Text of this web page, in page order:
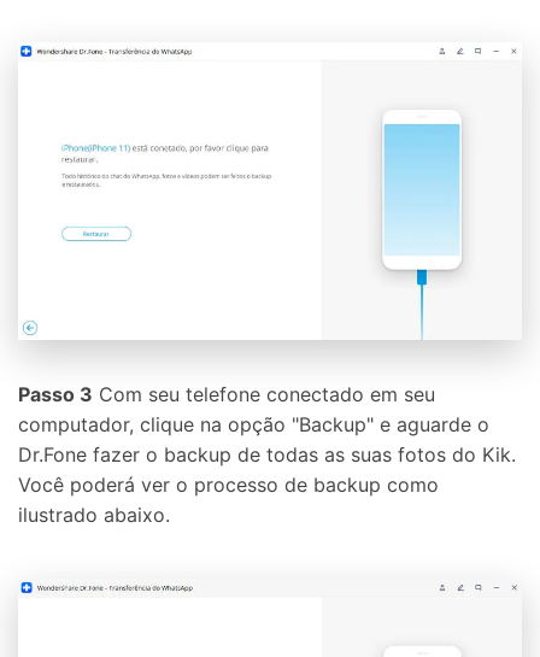
Passo 3 Com seu telefone conectado em seu
computador, clique na opção "Backup" e aguarde o
Dr.Fone fazer o backup de todas as suas fotos do Kik.
Você poderá ver o processo de backup como
ilustrado abaixo.